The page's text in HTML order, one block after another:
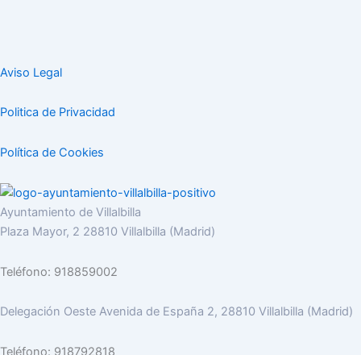
Aviso Legal
Politica de Privacidad
Política de Cookies
Ayuntamiento de Villalbilla
Plaza Mayor, 2 28810 Villalbilla (Madrid)
Teléfono: 918859002
Delegación Oeste Avenida de España 2, 28810 Villalbilla (Madrid)
Teléfono: 918792818